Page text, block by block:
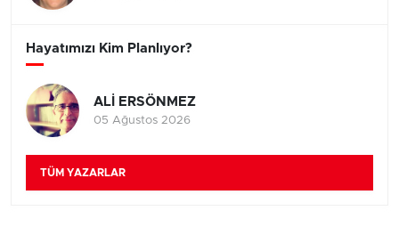
Hayatımızı Kim Planlıyor?
ALİ ERSÖNMEZ
05 Ağustos 2026
TÜM YAZARLAR